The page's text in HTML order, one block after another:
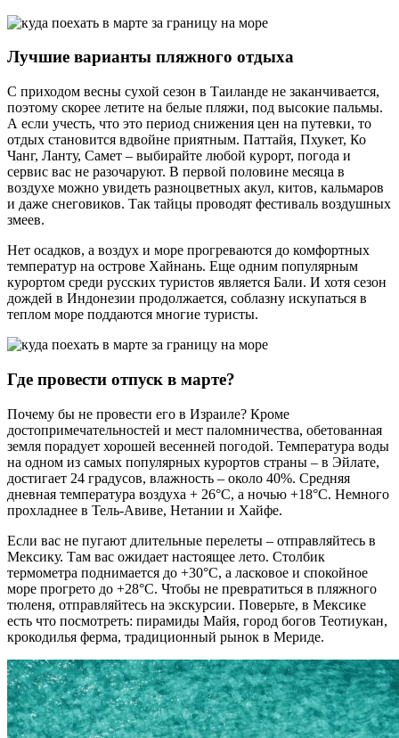
Лучшие варианты пляжного отдыха
С приходом весны сухой сезон в Таиланде не заканчивается,
поэтому скорее летите на белые пляжи, под высокие пальмы.
А если учесть, что это период снижения цен на путевки, то
отдых становится вдвойне приятным. Паттайя, Пхукет, Ко
Чанг, Ланту, Самет – выбирайте любой курорт, погода и
сервис вас не разочаруют. В первой половине месяца в
воздухе можно увидеть разноцветных акул, китов, кальмаров
и даже снеговиков. Так тайцы проводят фестиваль воздушных
змеев.
Нет осадков, а воздух и море прогреваются до комфортных
температур на острове Хайнань. Еще одним популярным
курортом среди русских туристов является Бали. И хотя сезон
дождей в Индонезии продолжается, соблазну искупаться в
теплом море поддаются многие туристы.
Где провести отпуск в марте?
Почему бы не провести его в Израиле? Кроме
достопримечательностей и мест паломничества, обетованная
земля порадует хорошей весенней погодой. Температура воды
на одном из самых популярных курортов страны – в Эйлате,
достигает 24 градусов, влажность – около 40%. Средняя
дневная температура воздуха + 26°C, а ночью +18°C. Немного
прохладнее в Тель-Авиве, Нетании и Хайфе.
Если вас не пугают длительные перелеты – отправляйтесь в
Мексику. Там вас ожидает настоящее лето. Столбик
термометра поднимается до +30°C, а ласковое и спокойное
море прогрето до +28°C. Чтобы не превратиться в пляжного
тюленя, отправляйтесь на экскурсии. Поверьте, в Мексике
есть что посмотреть: пирамиды Майя, город богов Теотиукан,
крокодилья ферма, традиционный рынок в Мериде.